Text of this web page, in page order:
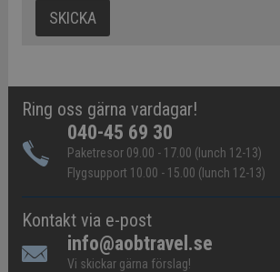
Ring oss gärna vardagar!
040-45 69 30
Paketresor 09.00 - 17.00 (lunch 12-13)
Flygsupport 10.00 - 15.00 (lunch 12-13)
Kontakt via e-post
info@aobtravel.se
Vi skickar gärna förslag!